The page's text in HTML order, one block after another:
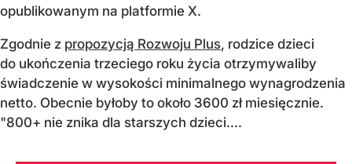
opublikowanym na platformie X.
Zgodnie z propozycją Rozwoju Plus, rodzice dzieci
do ukończenia trzeciego roku życia otrzymywaliby
świadczenie w wysokości minimalnego wynagrodzenia
netto. Obecnie byłoby to około 3600 zł miesięcznie.
"800+ nie znika dla starszych dzieci....